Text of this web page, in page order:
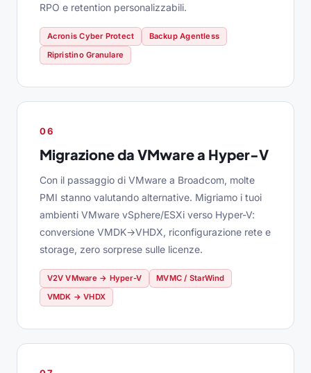
RPO e retention personalizzabili.
Acronis Cyber Protect
Backup Agentless
Ripristino Granulare
06
Migrazione da VMware a Hyper-V
Con il passaggio di VMware a Broadcom, molte
PMI stanno valutando alternative. Migriamo i tuoi
ambienti VMware vSphere/ESXi verso Hyper-V:
conversione VMDK→VHDX, riconfigurazione rete e
storage, zero sorprese sulle licenze.
V2V VMware → Hyper-V
MVMC / StarWind
VMDK → VHDX